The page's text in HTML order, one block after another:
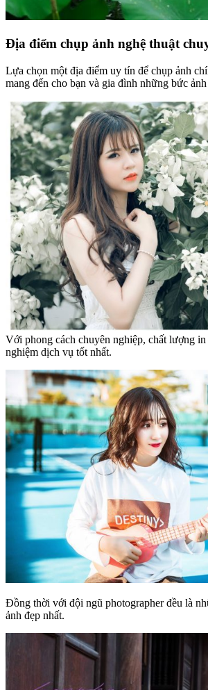
Địa điểm chụp ảnh nghệ thuật
Lựa chọn một địa điểm uy tín để chụp ảnh
mang đến cho bạn và gia đình những bức
Với phong cách chuyên nghiệp, chất lượng
nghiệm dịch vụ tốt nhất.
Đồng thời với đội ngũ photographer đều là
ảnh đẹp nhất.